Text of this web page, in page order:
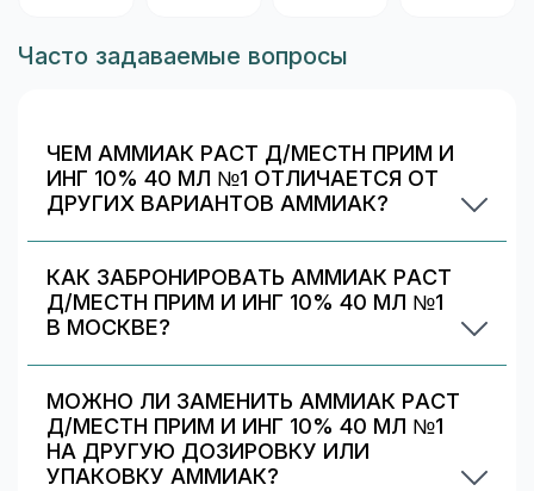
Часто задаваемые вопросы
ЧЕМ АММИАК РАСТ Д/МЕСТН ПРИМ И
ИНГ 10% 40 МЛ №1 ОТЛИЧАЕТСЯ ОТ
ДРУГИХ ВАРИАНТОВ АММИАК?
блоке «Формы выпуска» можно сравнить цены
и наличие по другим вариантам.
КАК ЗАБРОНИРОВАТЬ АММИАК РАСТ
Д/МЕСТН ПРИМ И ИНГ 10% 40 МЛ №1
В МОСКВЕ?
(если доступно). После оформления получите
номер заказа и выкупите препарат в аптеке.
МОЖНО ЛИ ЗАМЕНИТЬ АММИАК РАСТ
Д/МЕСТН ПРИМ И ИНГ 10% 40 МЛ №1
НА ДРУГУЮ ДОЗИРОВКУ ИЛИ
УПАКОВКУ АММИАК?